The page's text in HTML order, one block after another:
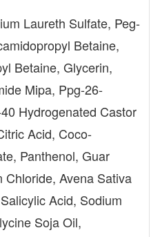
Laureth Sulfate, Peg-
Betaine,
Betaine, Glycerin,
Mipa, Ppg-26-
Hydrogenated Castor
Acid, Coco-
Panthenol, Guar
Chloride, Avena Sativa
Acid, Sodium
Soja Oil,